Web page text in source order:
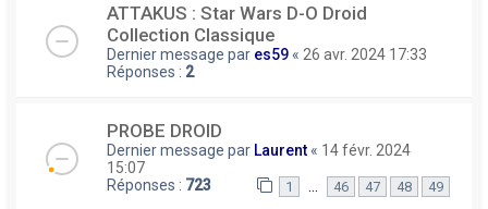
ATTAKUS : Star Wars D-O Droid
Collection Classique
Dernier message par es59 « 26 avr. 2024 17:33
Réponses : 2
PROBE DROID
Dernier message par Laurent « 14 févr. 2024
15:07
Réponses : 723 1 46 47 48 49